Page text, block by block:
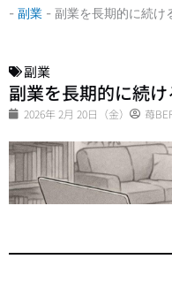
- 副業 - 副業を長期的に続け
副業
副業を長期的に続
2026年 2月 20日（金） 苺